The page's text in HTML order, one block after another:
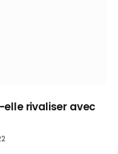
rivaliser avec